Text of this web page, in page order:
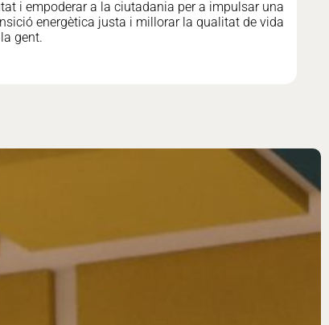
i empoderar a la ciutadania per a impulsar una
energètica justa i millorar la qualitat de vida
gent.